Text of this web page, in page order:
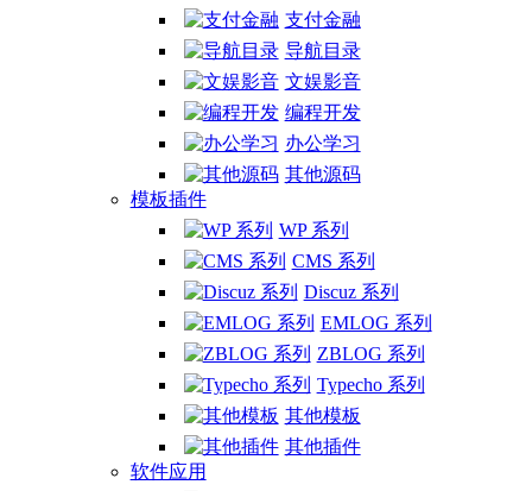
支付金融
导航目录
文娱影音
编程开发
办公学习
其他源码
模板插件
WP 系列
CMS 系列
Discuz 系列
EMLOG 系列
ZBLOG 系列
Typecho 系列
其他模板
其他插件
软件应用